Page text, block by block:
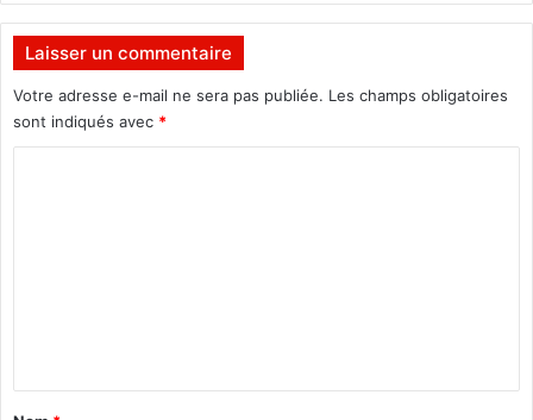
r
i
m
h
é
Laisser un commentaire
Votre adresse e-mail ne sera pas publiée. Les champs obligatoires
sont indiqués avec *
a